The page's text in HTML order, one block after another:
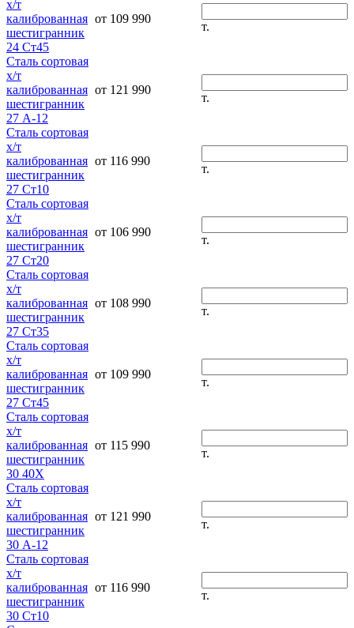
х/т
калиброванная
шестигранник
24 Ст45
от 109 990
т.
Сталь сортовая
х/т
калиброванная
шестигранник
27 А-12
от 121 990
т.
Сталь сортовая
х/т
калиброванная
шестигранник
27 Ст10
от 116 990
т.
Сталь сортовая
х/т
калиброванная
шестигранник
27 Ст20
от 106 990
т.
Сталь сортовая
х/т
калиброванная
шестигранник
27 Ст35
от 108 990
т.
Сталь сортовая
х/т
калиброванная
шестигранник
27 Ст45
от 109 990
т.
Сталь сортовая
х/т
калиброванная
шестигранник
30 40Х
от 115 990
т.
Сталь сортовая
х/т
калиброванная
шестигранник
30 А-12
от 121 990
т.
Сталь сортовая
х/т
калиброванная
шестигранник
30 Ст10
от 116 990
т.